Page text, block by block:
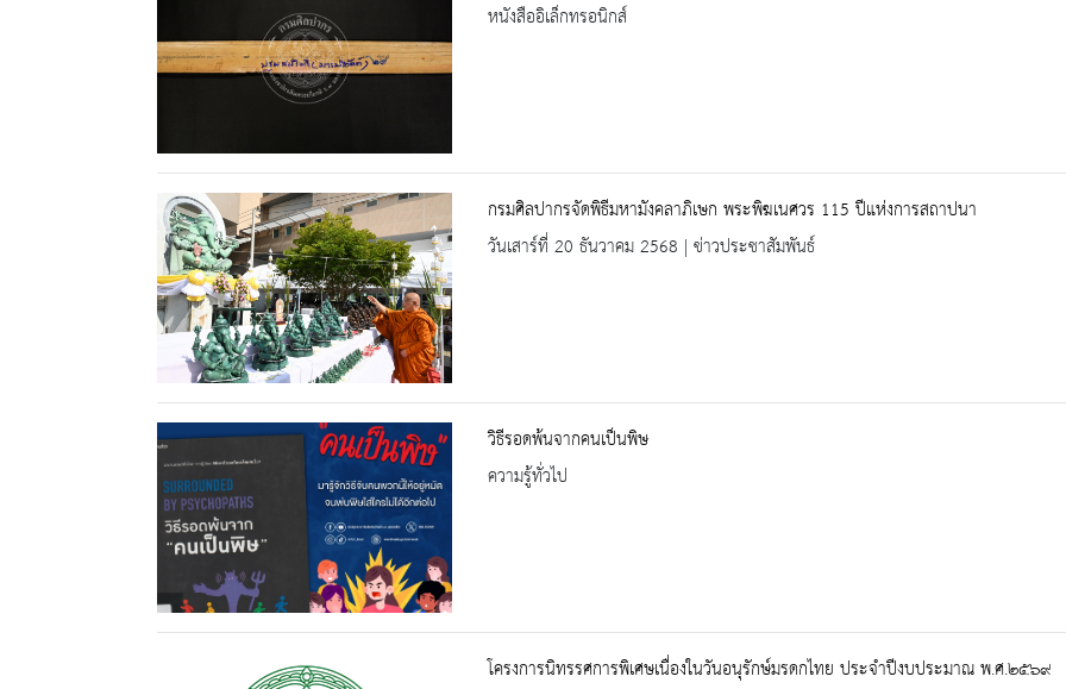
หนังสืออิเล็กทรอนิกส์
กรมศิลปากรจัดพิธีมหามังคลาภิเษก พระพิฆเนศวร 115 ปีแห่งการสถาปนา
วันเสาร์ที่ 20 ธันวาคม 2568 | ข่าวประชาสัมพันธ์
วิธีรอดพ้นจากคนเป็นพิษ
ความรู้ทั่วไป
โครงการนิทรรศการพิเศษเนื่องในวันอนุรักษ์มรดกไทย ประจำปีงบประมาณ พ.ศ.๒๕๖๙